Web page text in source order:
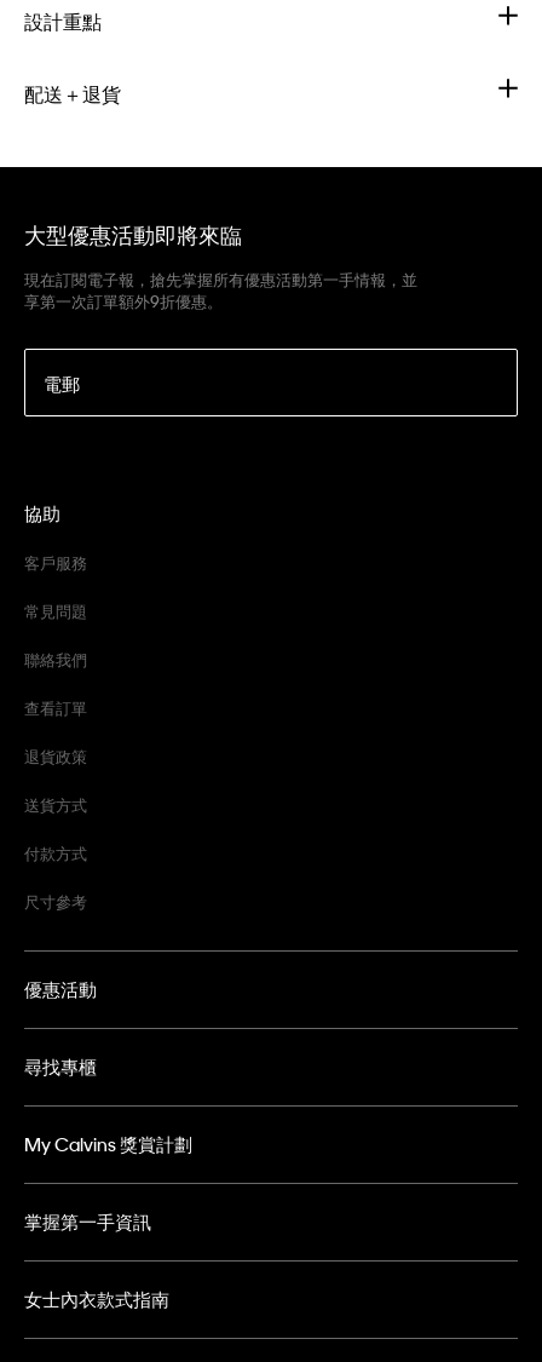
設計重點
配送＋退貨
大型優惠活動即將來臨
現在訂閱電子報，搶先掌握所有優惠活動第一手情報，並
享第一次訂單額外9折優惠。
電郵
協助
客戶服務
常見問題
聯絡我們
查看訂單
退貨政策
送貨方式
付款方式
尺寸參考
優惠活動
尋找專櫃
My Calvins 獎賞計劃
掌握第一手資訊
女士內衣款式指南